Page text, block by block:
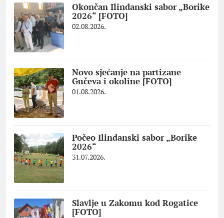
Okončan Ilindanski sabor „Borike
2026“ [FOTO]
02.08.2026.
Novo sjećanje na partizane
Gučeva i okoline [FOTO]
01.08.2026.
Počeo Ilindanski sabor „Borike
2026“
31.07.2026.
Slavlje u Zakomu kod Rogatice
[FOTO]